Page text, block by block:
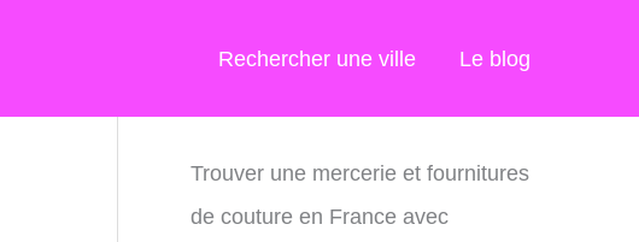
Rechercher une ville Le blog
Trouver une mercerie et fournitures
de couture en France avec